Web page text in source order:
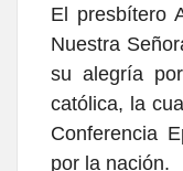
El presbítero
Nuestra
su alegría
católica, la
Conferencia
por la nación.